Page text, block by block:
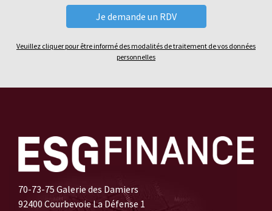
Veuillez cliquer pour être informé des modalités de traitement de vos données
personnelles
70-73-75 Galerie des Damiers
92400 Courbevoie La Défense 1